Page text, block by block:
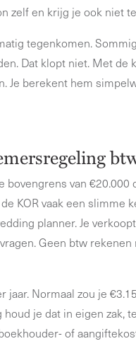
zelf en krijg je ook niet
tegenkomen.
Dat klopt niet. Met
Je berekent hem
van €20.000
KOR vaak een slimme
planner. Je
Geen btw
Normaal zou je
je dat in eigen zak,
of